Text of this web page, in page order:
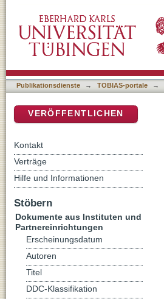
Publikationsdienste → TOBIAS-portale →
VERÖFFENTLICHEN
Kontakt
Verträge
Hilfe und Informationen
Stöbern
Dokumente aus Instituten und
Partnereinrichtungen
Erscheinungsdatum
Autoren
Titel
DDC-Klassifikation